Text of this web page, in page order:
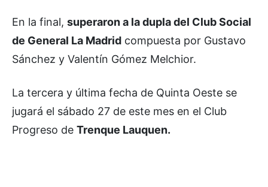
En la final, superaron a la dupla del Club Social
de General La Madrid compuesta por Gustavo
Sánchez y Valentín Gómez Melchior.
La tercera y última fecha de Quinta Oeste se
jugará el sábado 27 de este mes en el Club
Progreso de Trenque Lauquen.